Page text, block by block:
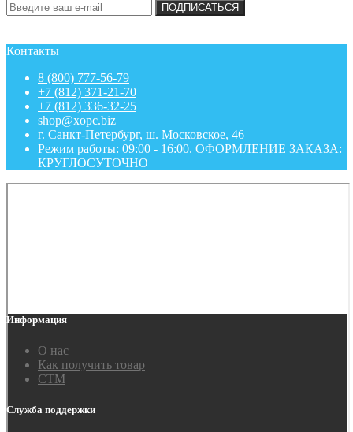
ПОДПИСАТЬСЯ
Контакты
8 (800) 777-56-79
+7 (812) 371-21-70
+7 (812) 336-32-25
shop@xopc.biz
г. Санкт-Петербург, ш. Московское, 46
Режим работы: 09:00 - 16:00. ОФОРМЛЕНИЕ ЗАКАЗА:
КРУГЛОСУТОЧНО
Информация
О нас
Как получить товар
СТМ
Служба поддержки